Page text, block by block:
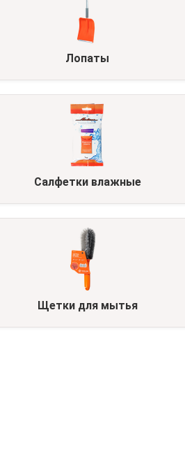
Лопаты
Салфетки влажные
Щетки для мытья